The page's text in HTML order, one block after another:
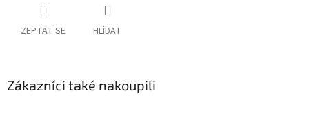
ZEPTAT SE HLÍDAT
Zákazníci také nakoupili